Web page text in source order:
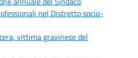
nel Distretto socio-
vittima gravinese del